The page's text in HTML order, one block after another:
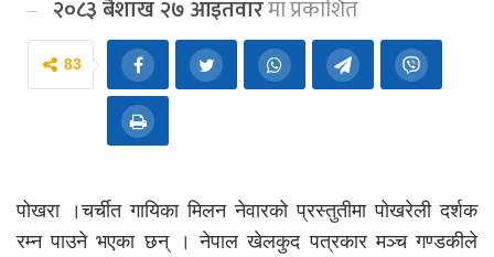
२०८३ बैशाख २७ आइतवारमा प्रकाशित
83
पोखरा ।चर्चीत गायिका मिलन नेवारको प्रस्तुतीमा पोखरेली दर्शक
रम्न पाउने भएका छन् । नेपाल खेलकुद पत्रकार मञ्च गण्डकीले